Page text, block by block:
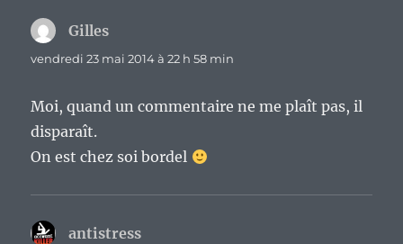
Gilles
vendredi 23 mai 2014 à 22 h 58 min
Moi, quand un commentaire ne me plaît pas, il
disparaît.
On est chez soi bordel
antistress